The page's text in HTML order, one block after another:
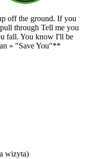
off the ground. If you
through Tell me you
fall. You know I'll be
» "Save You"**
wizyta)